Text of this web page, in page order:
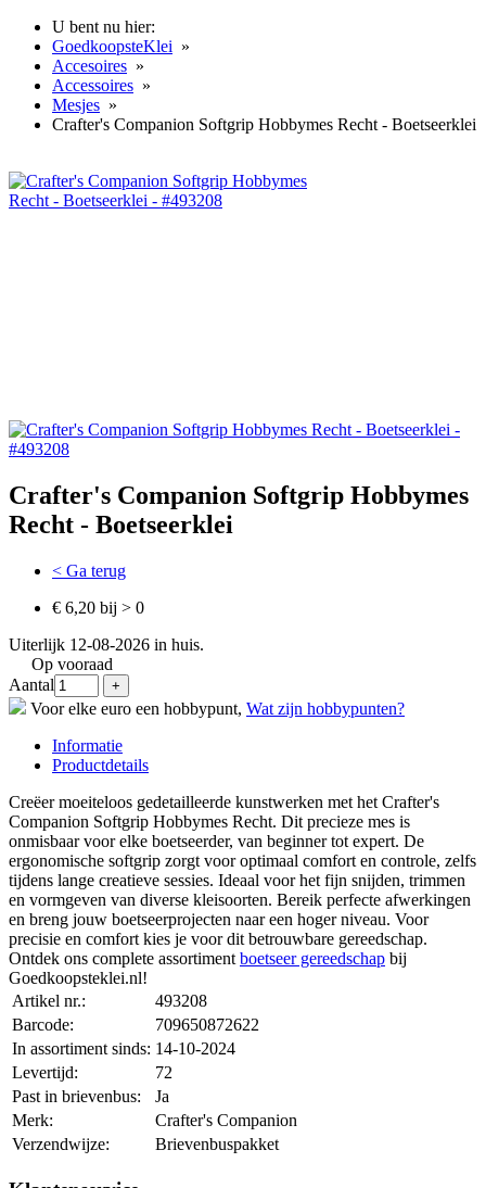
U bent nu hier:
GoedkoopsteKlei »
Accesoires »
Accessoires »
Mesjes »
Crafter's Companion Softgrip Hobbymes Recht - Boetseerklei
Crafter's Companion Softgrip Hobbymes
Recht - Boetseerklei
< Ga terug
€ 6,20 bij > 0
Uiterlijk 12-08-2026 in huis.
Op vooraad
Aantal
Voor elke euro een hobbypunt, Wat zijn hobbypunten?
Informatie
Productdetails
Creëer moeiteloos gedetailleerde kunstwerken met het Crafter's
Companion Softgrip Hobbymes Recht. Dit precieze mes is
onmisbaar voor elke boetseerder, van beginner tot expert. De
ergonomische softgrip zorgt voor optimaal comfort en controle, zelfs
tijdens lange creatieve sessies. Ideaal voor het fijn snijden, trimmen
en vormgeven van diverse kleisoorten. Bereik perfecte afwerkingen
en breng jouw boetseerprojecten naar een hoger niveau. Voor
precisie en comfort kies je voor dit betrouwbare gereedschap.
Ontdek ons complete assortiment boetseer gereedschap bij
Goedkoopsteklei.nl!
Artikel nr.:
493208
Barcode:
709650872622
In assortiment sinds: 14-10-2024
Levertijd:
72
Past in brievenbus:
Ja
Merk:
Crafter's Companion
Verzendwijze:
Brievenbuspakket